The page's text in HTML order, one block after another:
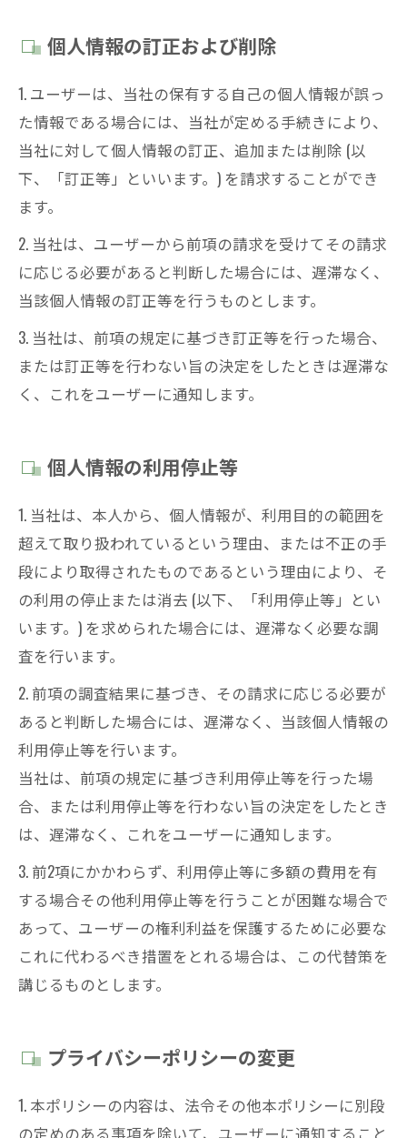
個人情報の訂正および削除
1. ユーザーは、当社の保有する自己の個人情報が誤っ
た情報である場合には、当社が定める手続きにより、
当社に対して個人情報の訂正、追加または削除 (以
下、「訂正等」といいます。) を請求することができ
ます。
2. 当社は、ユーザーから前項の請求を受けてその請求
に応じる必要があると判断した場合には、遅滞なく、
当該個人情報の訂正等を行うものとします。
3. 当社は、前項の規定に基づき訂正等を行った場合、
または訂正等を行わない旨の決定をしたときは遅滞な
く、これをユーザーに通知します。
個人情報の利用停止等
1. 当社は、本人から、個人情報が、利用目的の範囲を
超えて取り扱われているという理由、または不正の手
段により取得されたものであるという理由により、そ
の利用の停止または消去 (以下、「利用停止等」とい
います。) を求められた場合には、遅滞なく必要な調
査を行います。
2. 前項の調査結果に基づき、その請求に応じる必要が
あると判断した場合には、遅滞なく、当該個人情報の
利用停止等を行います。
当社は、前項の規定に基づき利用停止等を行った場
合、または利用停止等を行わない旨の決定をしたとき
は、遅滞なく、これをユーザーに通知します。
3. 前2項にかかわらず、利用停止等に多額の費用を有
する場合その他利用停止等を行うことが困難な場合で
あって、ユーザーの権利利益を保護するために必要な
これに代わるべき措置をとれる場合は、この代替策を
講じるものとします。
プライバシーポリシーの変更
1. 本ポリシーの内容は、法令その他本ポリシーに別段
の定めのある事項を除いて、ユーザーに通知すること